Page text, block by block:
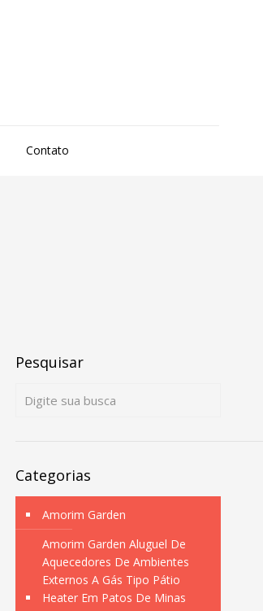
Contato
Pesquisar
Categorias
Amorim Garden
Amorim Garden Aluguel De
Aquecedores De Ambientes
Externos A Gás Tipo Pátio
Heater Em Patos De Minas